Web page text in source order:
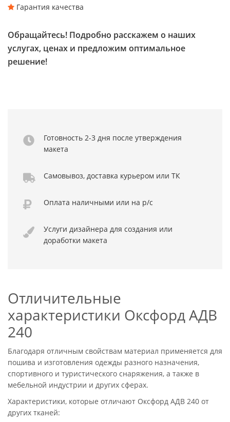
Гарантия качества
Обращайтесь! Подробно расскажем о наших
услугах, ценах и предложим оптимальное
решение!
Готовность 2-3 дня после утверждения
макета
Самовывоз, доставка курьером или ТК
Оплата наличными или на р/с
Услуги дизайнера для создания или
доработки макета
Отличительные
характеристики Оксфорд АДВ
240
Благодаря отличным свойствам материал применяется для
пошива и изготовления одежды разного назначения,
спортивного и туристического снаряжения, а также в
мебельной индустрии и других сферах.
Характеристики, которые отличают Оксфорд АДВ 240 от
других тканей: